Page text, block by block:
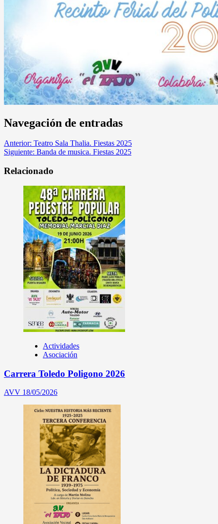
Navegación de entradas
Anterior: Teatro Sala Thalia. Fiestas 2025
Siguiente: Banda de musica. Fiestas 2025
Relacionado
Actividades
Asociación
Carrera Toledo Poligono 2026
AVV 18/05/2026